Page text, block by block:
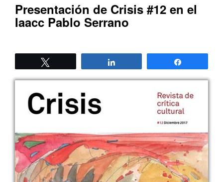
Presentación de Crisis #12 en el
Iaacc Pablo Serrano